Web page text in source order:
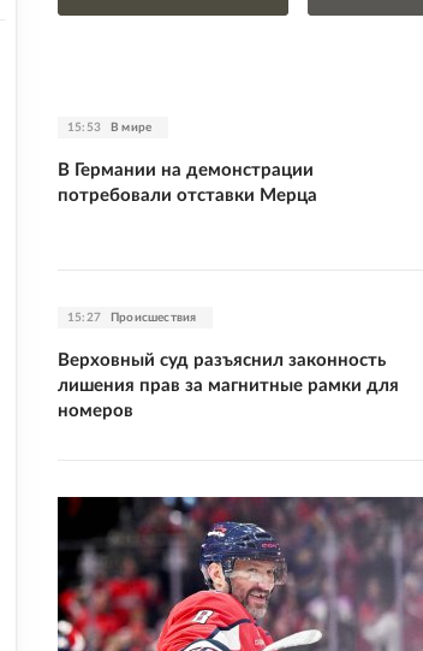
15:53 В мире
В Германии на демонстрации
потребовали отставки Мерца
15:27 Происшествия
Верховный суд разъяснил законность
лишения прав за магнитные рамки для
номеров